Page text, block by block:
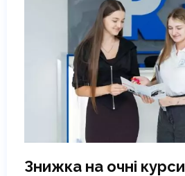
Знижка на очні курси